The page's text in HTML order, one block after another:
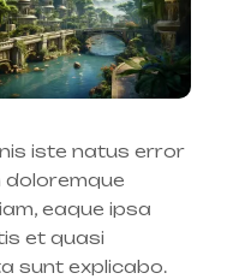
iste natus error
eaque ipsa
et quasi
sunt explicabo.